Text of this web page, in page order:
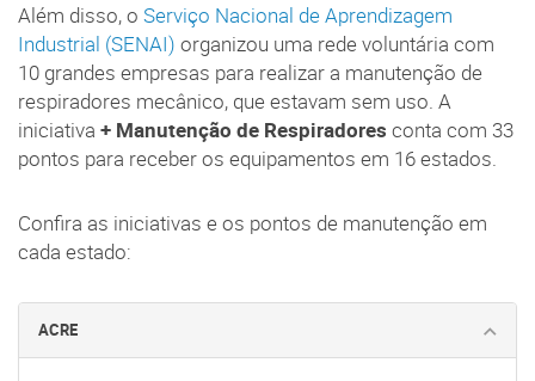
Além disso, o Serviço Nacional de Aprendizagem
Industrial (SENAI) organizou uma rede voluntária com
10 grandes empresas para realizar a manutenção de
respiradores mecânico, que estavam sem uso. A
iniciativa + Manutenção de Respiradores conta com 33
pontos para receber os equipamentos em 16 estados.
Confira as iniciativas e os pontos de manutenção em
cada estado:
ACRE